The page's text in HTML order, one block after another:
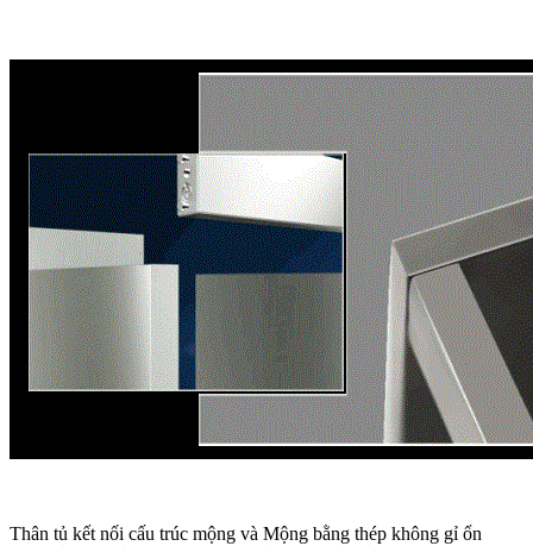
Thân tủ kết nối cấu trúc mộng và Mộng bằng thép không gỉ ổn